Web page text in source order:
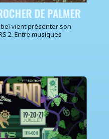
DE PALMER
vient présenter son
2. Entre musiques